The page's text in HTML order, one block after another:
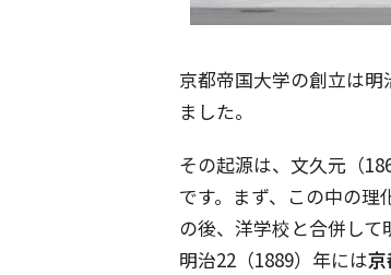
京都帝国大学の創立は
ました。
その起源は、文久元（
です。まず、この中の理
の後、洋学校と合併して
明治22（1889）年には